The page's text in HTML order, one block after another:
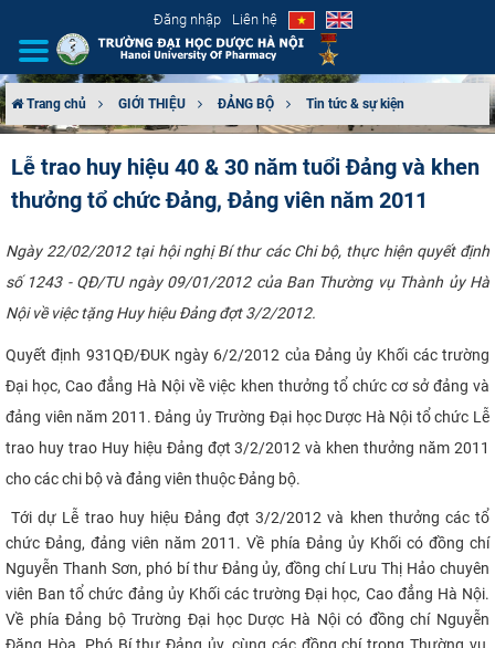
Đăng nhập Liên hệ
CƠ CẤU TỔ CHỨC
TUYỂN SINH
ĐÀO TẠO
ĐẢM BẢO CHẤT LƯỢNG
KHOA HỌC CÔNG NGHỆ
HTQT
CỰU NGƯỜI HỌC
Trang chủ GIỚI THIỆU ĐẢNG BỘ Tin tức & sự kiện
Lễ trao huy hiệu 40 & 30 năm tuổi Đảng và khen
thưởng tổ chức Đảng, Đảng viên năm 2011
Ngày 22/02/2012 tại hội nghị Bí thư các Chi bộ, thực hiện quyết định
số 1243 - QĐ/TU ngày 09/01/2012 của Ban Thường vụ Thành ủy Hà
Nội về việc tặng Huy hiệu Đảng đợt 3/2/2012.
Quyết định 931QĐ/ĐUK ngày 6/2/2012 của Đảng ủy Khối các trường
Đại học, Cao đẳng Hà Nội về việc khen thưởng tổ chức cơ sở đảng và
đảng viên năm 2011. Đảng ủy Trường Đại học Dược Hà Nội tổ chức Lễ
trao huy trao Huy hiệu Đảng đợt 3/2/2012 và khen thưởng năm 2011
cho các chi bộ và đảng viên thuộc Đảng bộ.
Tới dự Lễ trao huy hiệu Đảng đợt 3/2/2012 và khen thưởng các tổ
chức Đảng, đảng viên năm 2011. Về phía Đảng ủy Khối có đồng chí
Nguyễn Thanh Sơn, phó bí thư Đảng ủy, đồng chí Lưu Thị Hảo chuyên
viên Ban tổ chức đảng ủy Khối các trường Đại học, Cao đẳng Hà Nội.
Về phía Đảng bộ Trường Đại học Dược Hà Nội có đồng chí Nguyễn
Đăng Hòa, Phó Bí thư Đảng ủy, cùng các đồng chí trong Thường vụ,